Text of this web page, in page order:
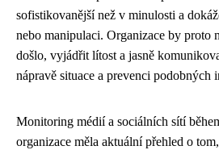
sofistikovanější než v minulosti a
nebo manipulaci. Organizace by proto
došlo, vyjádřit lítost a jasně
nápravě situace a prevenci podobných
Monitoring médií a sociálních sítí
organizace měla aktuální přehled o